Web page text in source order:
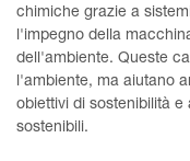
chimiche grazie a
l'impegno della
dell'ambiente. Queste
l'ambiente, ma aiutano
obiettivi di sostenibilità
sostenibili.